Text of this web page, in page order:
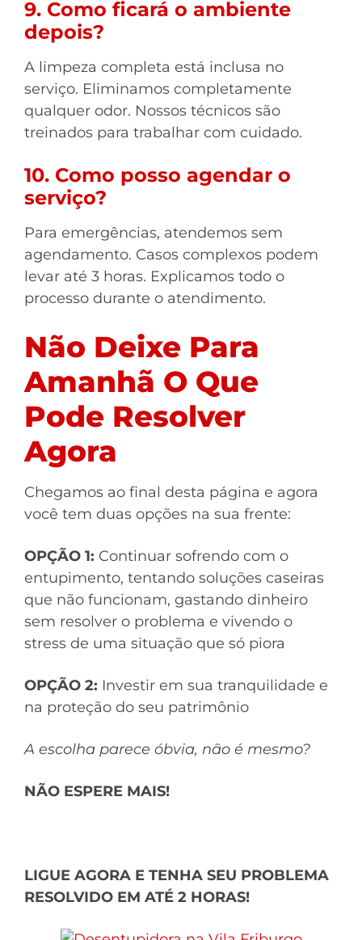
9. Como ficará o ambiente
depois?
A limpeza completa está inclusa no
serviço. Eliminamos completamente
qualquer odor. Nossos técnicos são
treinados para trabalhar com cuidado.
10. Como posso agendar o
serviço?
Para emergências, atendemos sem
agendamento. Casos complexos podem
levar até 3 horas. Explicamos todo o
processo durante o atendimento.
Não Deixe Para
Amanhã O Que
Pode Resolver
Agora
Chegamos ao final desta página e agora
você tem duas opções na sua frente:
OPÇÃO 1: Continuar sofrendo com o
entupimento, tentando soluções caseiras
que não funcionam, gastando dinheiro
sem resolver o problema e vivendo o
stress de uma situação que só piora
OPÇÃO 2: Investir em sua tranquilidade e
na proteção do seu patrimônio
A escolha parece óbvia, não é mesmo?
NÃO ESPERE MAIS!
LIGUE AGORA E TENHA SEU PROBLEMA
RESOLVIDO EM ATÉ 2 HORAS!